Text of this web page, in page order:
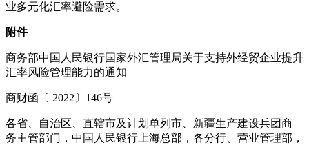
业多元化汇率避险需求。
附件
商务部中国人民银行国家外汇管理局关于支持外经贸企业提升
汇率风险管理能力的通知
商财函〔 2022〕146号
各省、自治区、直辖市及计划单列市、新疆生产建设兵团商
务主管部门，中国人民银行上海总部，各分行、营业管理部，